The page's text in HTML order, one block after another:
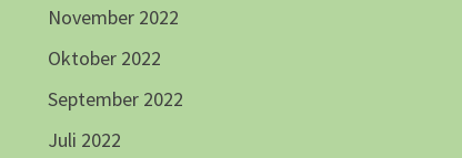
November 2022
Oktober 2022
September 2022
Juli 2022